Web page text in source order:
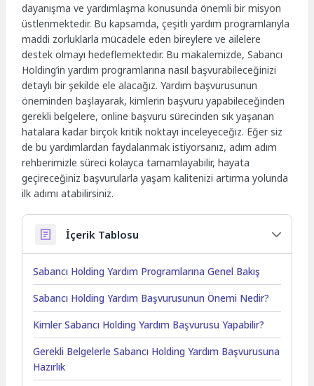
dayanışma ve yardımlaşma konusunda önemli bir misyon
üstlenmektedir. Bu kapsamda, çeşitli yardım programlarıyla
maddi zorluklarla mücadele eden bireylere ve ailelere
destek olmayı hedeflemektedir. Bu makalemizde, Sabancı
Holding’in yardım programlarına nasıl başvurabileceğinizi
detaylı bir şekilde ele alacağız. Yardım başvurusunun
öneminden başlayarak, kimlerin başvuru yapabileceğinden
gerekli belgelere, online başvuru sürecinden sık yaşanan
hatalara kadar birçok kritik noktayı inceleyeceğiz. Eğer siz
de bu yardımlardan faydalanmak istiyorsanız, adım adım
rehberimizle süreci kolayca tamamlayabilir, hayata
geçireceğiniz başvurularla yaşam kalitenizi artırma yolunda
ilk adımı atabilirsiniz.
İçerik Tablosu
Sabancı Holding Yardım Programlarına Genel Bakış
Sabancı Holding Yardım Başvurusunun Önemi Nedir?
Kimler Sabancı Holding Yardım Başvurusu Yapabilir?
Gerekli Belgelerle Sabancı Holding Yardım Başvurusuna
Hazırlık